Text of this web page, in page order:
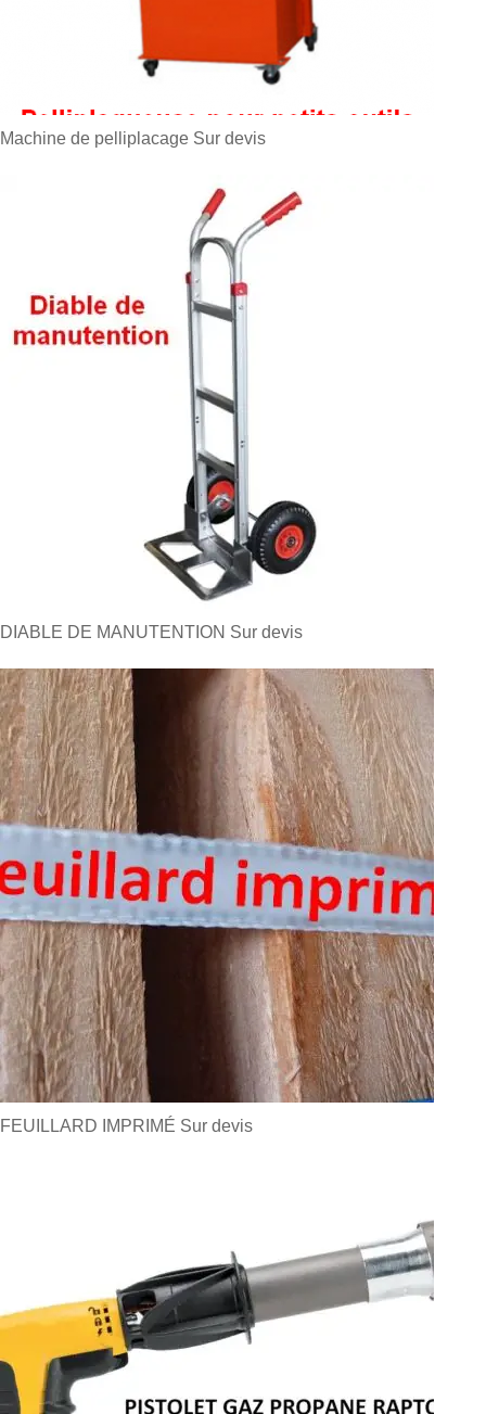
Machine de pelliplacage Sur devis
DIABLE DE MANUTENTION Sur devis
FEUILLARD IMPRIMÉ Sur devis